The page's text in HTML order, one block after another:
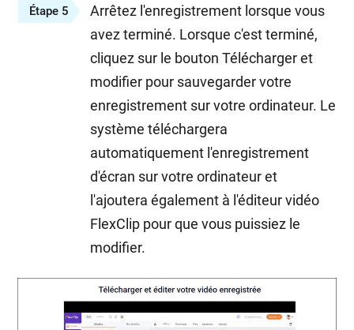
Étape 5
Arrêtez l'enregistrement lorsque vous
avez terminé. Lorsque c'est terminé,
cliquez sur le bouton Télécharger et
modifier pour sauvegarder votre
enregistrement sur votre ordinateur. Le
système téléchargera
automatiquement l'enregistrement
d'écran sur votre ordinateur et
l'ajoutera également à l'éditeur vidéo
FlexClip pour que vous puissiez le
modifier.